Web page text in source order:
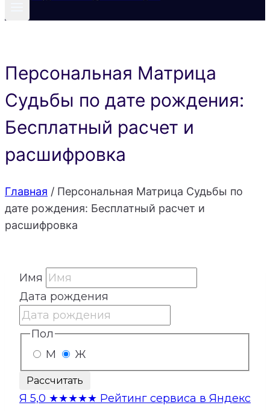
Персональная Матрица
Судьбы по дате рождения:
Бесплатный расчет и
расшифровка
Главная / Персональная Матрица Судьбы по
дате рождения: Бесплатный расчет и
расшифровка
Имя
Дата рождения
Пол
М
Ж
Рассчитать
Я 5,0 ★★★★★ Рейтинг сервиса в Яндекс